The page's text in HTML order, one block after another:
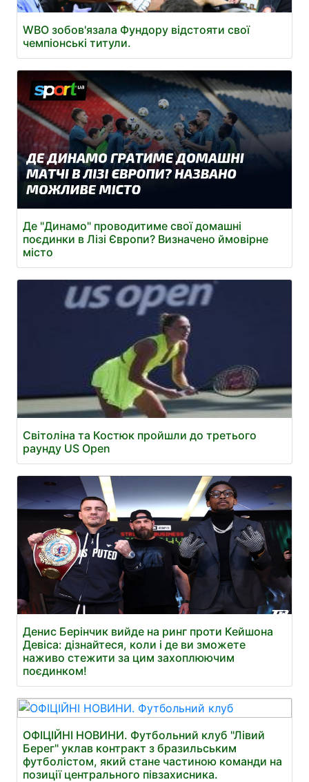
WBO зобов'язала Фундору відстояти свої
чемпіонські титули.
Де "Динамо" проводитиме свої домашні
поєдинки в Лізі Європи? Визначено ймовірне
місто
Світоліна та Костюк пройшли до третього
раунду US Open
Денис Берінчик вийде на ринг проти Кейшона
Девіса: дізнайтеся, коли і де ви зможете
наживо стежити за цим захоплюючим
поєдинком!
ОФІЦІЙНІ НОВИНИ. Футбольний клуб "Лівий
Берег" уклав контракт з бразильським
футболістом, який стане частиною команди на
позиції центрального півзахисника.